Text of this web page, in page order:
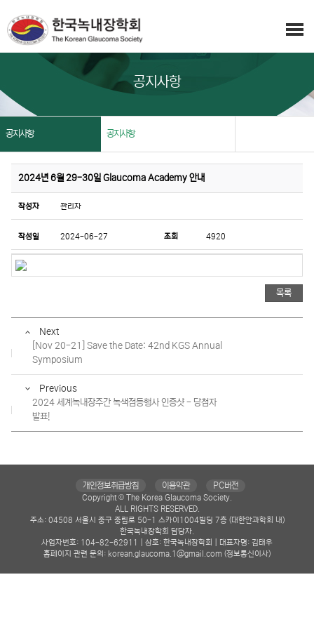
공지사항
공지사항 공지사항
2024년 6월 29-30일 Glaucoma Academy 안내
작성자 관리자
작성일 2024-06-27 조회 4920
목록
Next
[Nov 20-21] Save the Date: 42nd KGS Annual
Symposium
Previous
2024 세계녹내장주간 녹색점등행사 인증샷 - 당첨자
발표!
개인정보취급방침 이용약관
PC버전
Copyright © The Korea Glaucoma Society.
ALL RIGHTS RESERVED.
주소: 04508 서울시 중구 중림로 50-1 스카이1004빌딩 7층 (대한안과학회 내)
한국녹내장학회 담당자.
사업자번호: 104-82-62911 | 상호: 한국녹내장학회 | 대표자명: 김태우
홈페이지 관련 문의: korean.glaucoma.1@gmail.com (정보통신이사)